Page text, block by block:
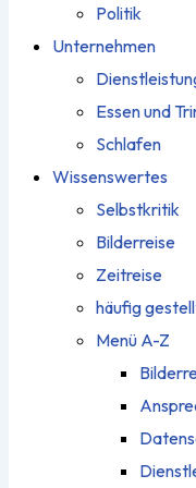
Politik
Unternehmen
Essen und
Schlafen
Wissenswertes
Selbstkritik
Bilderreise
Zeitreise
häufig
Menü A-Z